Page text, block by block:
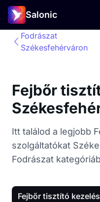
Salonic
Fodrászat
Székesfehérváron
Fejbőr
Itt találod a legjobb
szolgáltatókat
Fodrászat
Fejbőr tisztító kezelés